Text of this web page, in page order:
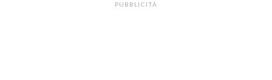
PUBBLICITÀ